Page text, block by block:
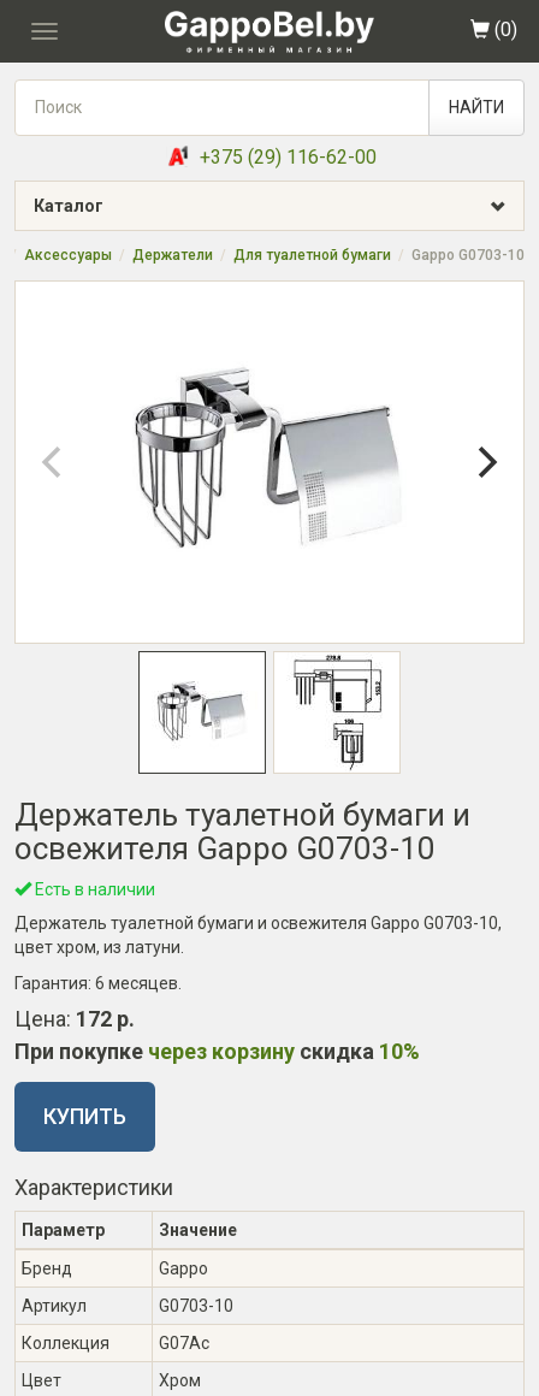
Toggle
(0)
НАЙТИ
+375 (29) 116-62-00
Каталог
Аксессуары Держатели Для туалетной бумаги Gappo G0703-10
Держатель туалетной бумаги и
освежителя Gappo G0703-10
Есть в наличии
Держатель туалетной бумаги и освежителя Gappo G0703-10,
цвет хром, из латуни.
Гарантия: 6 месяцев
Цена: 172 р.
При покупке через корзину скидка 10%
КУПИТЬ
Характеристики
Параметр
Значение
Бренд
Gappo
Артикул
G0703-10
Коллекция
G07Ac
Цвет
Хром